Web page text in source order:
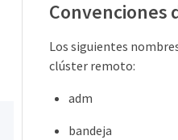
Convenciones
Los siguientes
clúster remoto:
adm
bandeja